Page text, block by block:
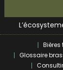
to
contentZoumaï :
BrewDog
Bières et
Bières
Glossaire